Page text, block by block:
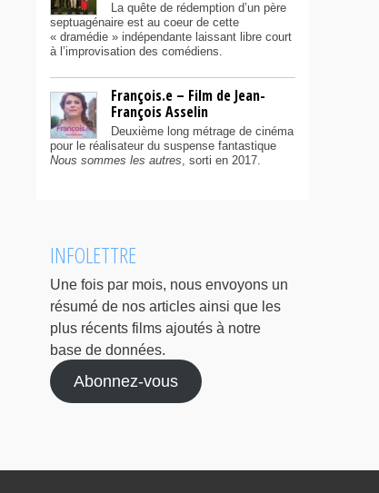
La quête de rédemption d’un père
septuagénaire est au coeur de cette
« dramédie » indépendante laissant libre court
à l’improvisation des comédiens.
François.e – Film de Jean-
François Asselin
Deuxième long métrage de cinéma
pour le réalisateur du suspense fantastique
Nous sommes les autres, sorti en 2017.
INFOLETTRE
Une fois par mois, nous envoyons un
résumé de nos articles ainsi que les
plus récents films ajoutés à notre
base de données.
Abonnez-vous